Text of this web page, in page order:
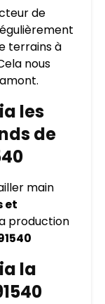
de
terrains à
nous
les
de
main
et
production
la